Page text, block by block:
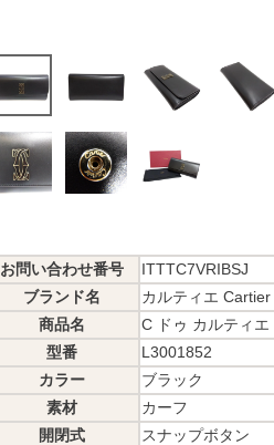
お問い合わせ番号
ITTTC7VRIBSJ
ブランド名
カルティエ Cartier
商品名
C ドゥ カルティ
型番
L3001852
カラー
ブラック
素材
カーフ
開閉式
スナップボタン